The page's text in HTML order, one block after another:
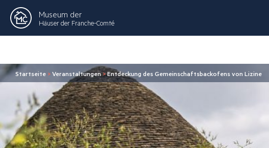
Museum der
Häuser der Franche-Comté
Startseite >Veranstaltungen>Entdeckung des Gemeinschaftsbackofens von Lizine